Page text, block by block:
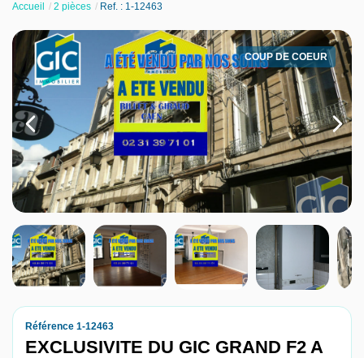
Louer
Estimer
Nos services
Nos agences
Nous contacter
Nous rejoindre
Accueil 2 pièces Ref. : 1-12463
COUP DE COEUR
Référence 1-12463
EXCLUSIVITE DU GIC GRAND F2 A